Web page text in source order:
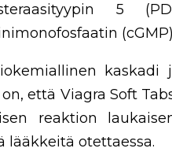
5
kaskadi
on, että Viagra Soft
reaktion
lääkkeitä otettaessa.